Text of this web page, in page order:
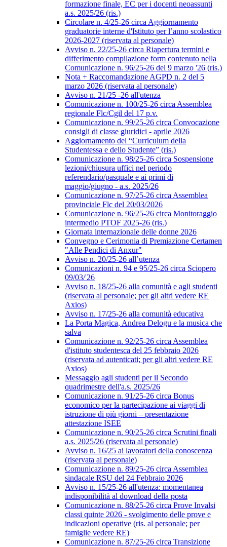
formazione finale, EC per i docenti neoassunti
a.s. 2025/26 (ris.)
Circolare n. 4/25-26 circa Aggiornamento
graduatorie interne d'Istituto per l’anno scolastico
2026-2027 (riservata al personale)
Avviso n. 22/25-26 circa Riapertura termini e
differimento compilazione form contenuto nella
Comunicazione n. 96/25-26 del 9 marzo '26 (ris.)
Nota + Raccomandazione AGPD n. 2 del 5
marzo 2026 (riservata al personale)
Avviso n. 21/25 -26 all'utenza
Comunicazione n. 100/25-26 circa Assemblea
regionale Flc/Cgil del 17 p.v.
Comunicazione n. 99/25-26 circa Convocazione
consigli di classe giuridici - aprile 2026
Aggiornamento del “Curriculum della
Studentessa e dello Studente” (ris.)
Comunicazione n. 98/25-26 circa Sospensione
lezioni/chiusura uffici nel periodo
referendario/pasquale e ai primi di
maggio/giugno - a.s. 2025/26
Comunicazione n. 97/25-26 circa Assemblea
provinciale Flc del 20/03/2026
Comunicazione n. 96/25-26 circa Monitoraggio
intermedio PTOF 2025-26 (ris.)
Giornata internazionale delle donne 2026
Convegno e Cerimonia di Premiazione Certamen
"Alle Pendici di Anxur"
Avviso n. 20/25-26 all’utenza
Comunicazioni n. 94 e 95/25-26 circa Sciopero
09/03/'26
Avviso n. 18/25-26 alla comunità e agli studenti
(riservata al personale; per gli altri vedere RE
Axios)
Avviso n. 17/25-26 alla comunità educativa
La Porta Magica, Andrea Delogu e la musica che
salva
Comunicazione n. 92/25-26 circa Assemblea
d'istituto studentesca del 25 febbraio 2026
(riservata ad autenticati; per gli altri vedere RE
Axios)
Messaggio agli studenti per il Secondo
quadrimestre dell'a.s. 2025/26
Comunicazione n. 91/25-26 circa Bonus
economico per la partecipazione ai viaggi di
istruzione di più giorni – presentazione
attestazione ISEE
Comunicazione n. 90/25-26 circa Scrutini finali
a.s. 2025/26 (riservata al personale)
Avviso n. 16/25 ai lavoratori della conoscenza
(riservata al personale)
Comunicazione n. 89/25-26 circa Assemblea
sindacale RSU del 24 Febbraio 2026
Avviso n. 15/25-26 all'utenza: momentanea
indisponibilità al download della posta
Comunicazione n. 88/25-26 circa Prove Invalsi
classi quinte 2026 - svolgimento delle prove e
indicazioni operative (ris. al personale; per
famiglie vedere RE)
Comunicazione n. 87/25-26 circa Transizione